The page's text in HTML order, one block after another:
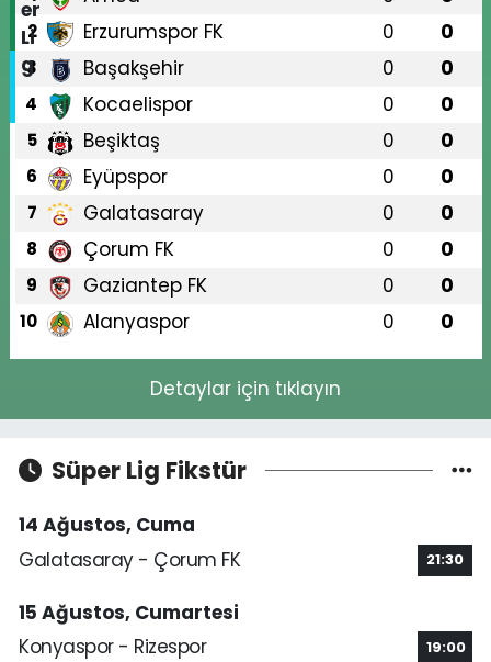
2 Erzurumspor FK 0 0
3 Başakşehir 0 0
4 Kocaelispor 0 0
5 Beşiktaş 0 0
6 Eyüpspor 0 0
7 Galatasaray 0 0
8 Çorum FK 0 0
9 Gaziantep FK 0 0
10 Alanyaspor 0 0
Detaylar için tıklayın
Süper Lig Fikstür
14 Ağustos, Cuma
Galatasaray - Çorum FK
21:30
15 Ağustos, Cumartesi
Konyaspor - Rizespor
19:00